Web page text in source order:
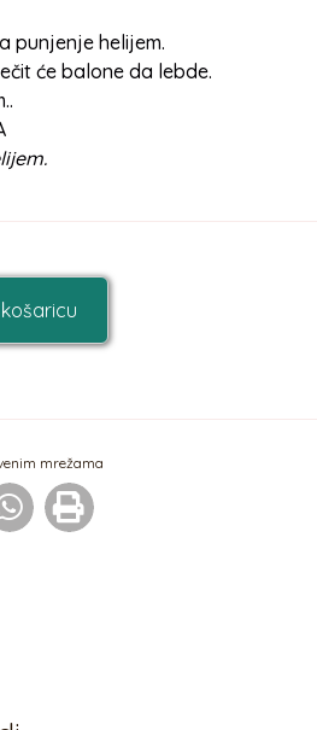
punjenje helijem.
će balone da lebde.
mrežama